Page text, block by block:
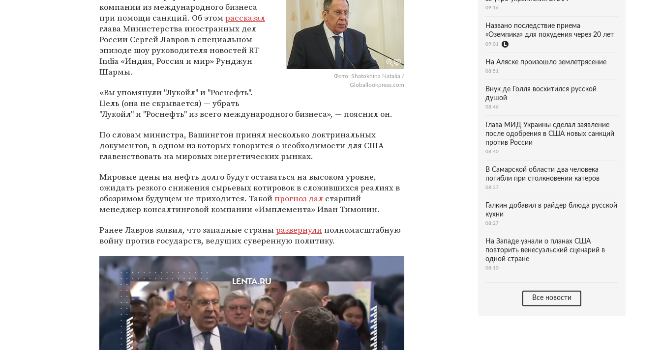
Фото: Shatokhina Natalia /
Globallookpress.com
компании из международного бизнеса
при помощи санкций. Об этомрассказал
глава Министерства иностранных дел
России Сергей Лавров в специальном
эпизоде шоу руководителя новостей RT
India «Индия, Россия и мир» Рунджун
Шармы.
«Вы упомянули "Лукойл" и "Роснефть".
Цель (она не скрывается) — убрать
"Лукойл" и "Роснефть" из всего международного бизнеса», — пояснил он.
По словам министра, Вашингтон принял несколько доктринальных
документов, в одном из которых говорится о необходимости для США
главенствовать на мировых энергетических рынках.
Мировые цены на нефть долго будут оставаться на высоком уровне,
ожидать резкого снижения сырьевых котировок в сложившихся реалиях в
обозримом будущем не приходится. Такойпрогноз дал старший
менеджер консалтинговой компании «Имплемента» Иван Тимонин.
Ранее Лавров заявил, что западные страныразвернулиполномасштабную
войну против государств, ведущих суверенную политику.
09:16
Названо последствие приема
«Оземпика» для похудения через 20 лет
09:01
На Аляске произошло землетрясение
08:51
Внук де Голля восхитился русской
душой
08:46
Глава МИД Украины сделал заявление
после одобрения в США новых санкций
против России
08:40
В Самарской области два человека
погибли при столкновении катеров
08:37
Галкин добавил в райдер блюда русской
кухни
08:27
На Западе узнали о планах США
повторить венесуэльский сценарий в
одной стране
08:10
Все новости